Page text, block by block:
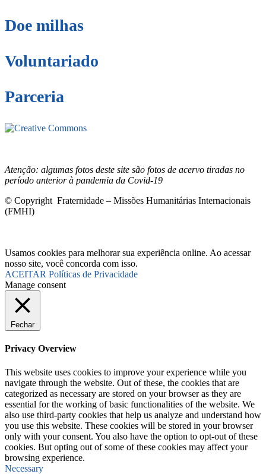
Doe milhas
Voluntariado
Parceria
Atenção: algumas fotos deste site são fotos de acervo tiradas no
período anterior à pandemia da Covid-19
© Copyright Fraternidade – Missões Humanitárias Internacionais
(FMHI)
Usamos cookies para melhorar sua experiência online. Ao acessar
nosso site, você concorda com isso.
ACEITAR Políticas de Privacidade
Manage consent
Fechar
Privacy Overview
This website uses cookies to improve your experience while you
navigate through the website. Out of these, the cookies that are
categorized as necessary are stored on your browser as they are
essential for the working of basic functionalities of the website. We
also use third-party cookies that help us analyze and understand how
you use this website. These cookies will be stored in your browser
only with your consent. You also have the option to opt-out of these
cookies. But opting out of some of these cookies may affect your
browsing experience.
Necessary